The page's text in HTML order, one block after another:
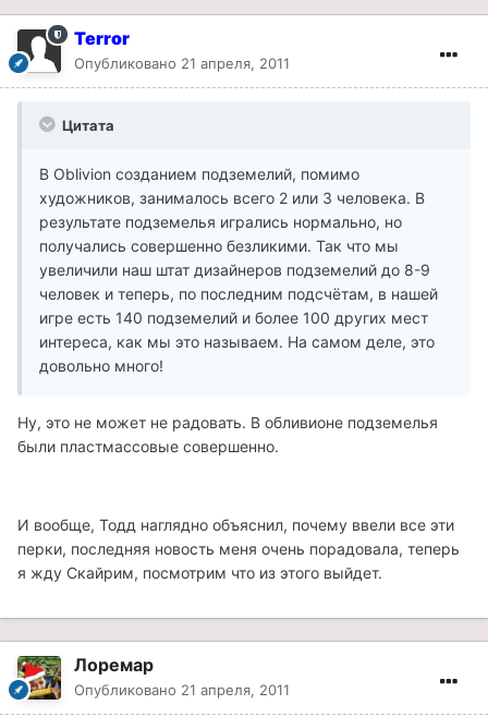
Terror
Опубликовано 21 апреля, 2011
Цитата
В Oblivion созданием подземелий, помимо
художников, занималось всего 2 или 3 человека. В
результате подземелья игрались нормально, но
получались совершенно безликими. Так что мы
увеличили наш штат дизайнеров подземелий до 8-9
человек и теперь, по последним подсчётам, в нашей
игре есть 140 подземелий и более 100 других мест
интереса, как мы это называем. На самом деле, это
довольно много!
Ну, это не может не радовать. В обливионе подземелья
были пластмассовые совершенно.
И вообще, Тодд наглядно объяснил, почему ввели все эти
перки, последняя новость меня очень порадовала, теперь
я жду Скайрим, посмотрим что из этого выйдет.
Лоремар
Опубликовано 21 апреля, 2011